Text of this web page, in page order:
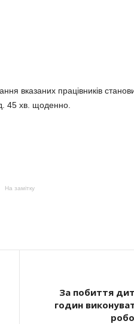
вказаних працівників
45 хв. щоденно.
На замітку
За побиття
годин